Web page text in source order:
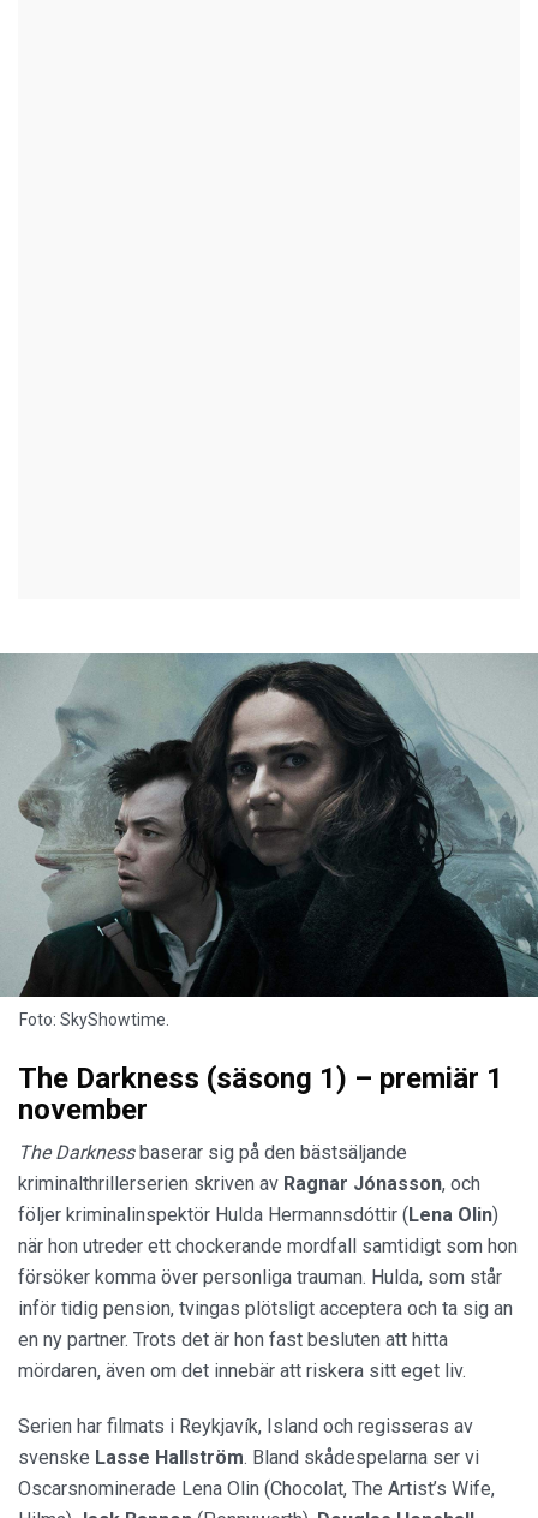
Foto: SkyShowtime.
The Darkness (säsong 1) – premiär 1
november
The Darknessbaserar sig på den bästsäljande
kriminalthrillerserien skriven av Ragnar Jónasson, och
följer kriminalinspektör Hulda Hermannsdóttir ( Lena Olin)
när hon utreder ett chockerande mordfall samtidigt som hon
försöker komma över personliga trauman. Hulda, som står
inför tidig pension, tvingas plötsligt acceptera och ta sig an
en ny partner. Trots det är hon fast besluten att hitta
mördaren, även om det innebär att riskera sitt eget liv.
Serien har filmats i Reykjavík, Island och regisseras av
svenske Lasse Hallström. Bland skådespelarna ser vi
Oscarsnominerade Lena Olin (Chocolat, The Artist’s Wife,